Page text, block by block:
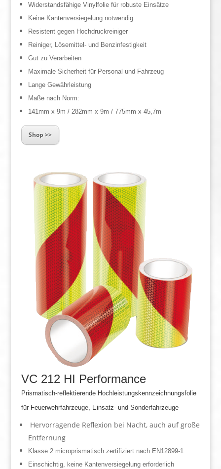
Widerstandsfähige Vinylfolie für robuste Einsätze
Keine Kantenversiegelung notwendig
Resistent gegen Hochdruckreiniger
Reiniger, Lösemittel- und Benzinfestigkeit
Gut zu Verarbeiten
Maximale Sicherheit für Personal und Fahrzeug
Lange Gewährleistung
Maße nach Norm:
141mm x 9m / 282mm x 9m / 775mm x 45,7m
Shop >>
VC 212 HI Performance
Prismatisch-reflektierende Hochleistungskennzeichnungsfolie
für Feuerwehrfahrzeuge, Einsatz- und Sonderfahrzeuge
Hervorragende Reflexion bei Nacht, auch auf große
Entfernung
Klasse 2 microprismatisch zertifiziert nach EN12899-1
Einschichtig, keine Kantenversiegelung erforderlich